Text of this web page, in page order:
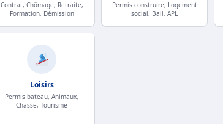
Contrat, Chômage, Retraite,
Formation, Démission
Permis construire, Logement
social, Bail, APL
Loisirs
Permis bateau, Animaux,
Chasse, Tourisme